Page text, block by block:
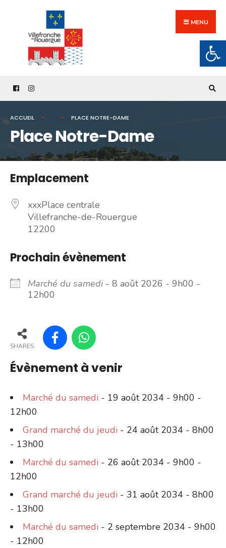
content
MENU
ACCUEIL PLACE NOTRE-DAME
Place Notre-Dame
Emplacement
xxxPlace centrale
Villefranche-de-Rouergue
12200
Prochain évènement
Marché du samedi - 8 août 2026 - 9h00 -
12h00
SHARES
Évènement à venir
Marché du samedi - 19 août 2034 - 9h00 -
12h00
Grand marché du jeudi - 24 août 2034 - 8h00
- 13h00
Marché du samedi - 26 août 2034 - 9h00 -
12h00
Grand marché du jeudi - 31 août 2034 - 8h00
- 13h00
Marché du samedi - 2 septembre 2034 - 9h00
- 12h00